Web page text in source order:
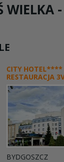
WIELKA -
CITY HOTEL****
RESTAURACJA
BYDGOSZCZ